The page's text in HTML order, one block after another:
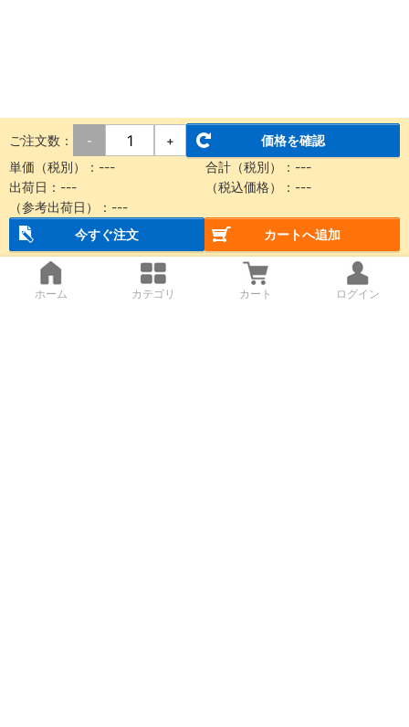
ご注文数： - +
価格を確認
単価（税別）： --- 合計（税別）： ---
出荷日： --- （税込価格）： ---
（参考出荷日）： ---
今すぐ注文
カートへ追加
ホーム カテゴリ カート ログイン